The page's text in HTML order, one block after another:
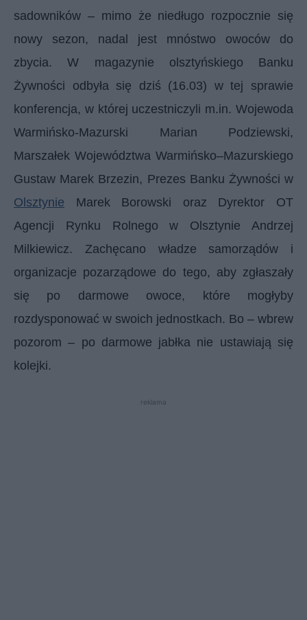
sadowników – mimo że niedługo rozpocznie się
nowy sezon, nadal jest mnóstwo owoców do
zbycia. W magazynie olsztyńskiego Banku
Żywności odbyła się dziś (16.03) w tej sprawie
konferencja, w której uczestniczyli m.in. Wojewoda
Warmińsko-Mazurski Marian Podziewski,
Marszałek Województwa Warmińsko–Mazurskiego
Gustaw Marek Brzezin, Prezes Banku Żywności w
Olsztynie Marek Borowski oraz Dyrektor OT
Agencji Rynku Rolnego w Olsztynie Andrzej
Milkiewicz. Zachęcano władze samorządów i
organizacje pozarządowe do tego, aby zgłaszały
się po darmowe owoce, które mogłyby
rozdysponować w swoich jednostkach. Bo – wbrew
pozorom – po darmowe jabłka nie ustawiają się
kolejki.
reklama